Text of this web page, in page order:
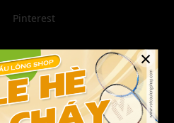
Pinterest
×